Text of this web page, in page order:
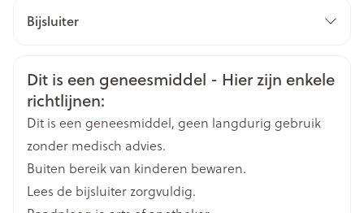
poly(butylmethacrylaat, methyl-methacrylaat)
dimeticon, polyesterfilm bekleed met
fluoropolymeer, hars, pigmenten, organische
polymeren/harsen.
verwijdering van de pleister voor transdermaal
Merken
Breedte 98 mm
Lengte
Bijsluiter
Veiligheidsinformatie
Dit is een geneesmiddel - Hier zijn enkele
richtlijnen:
Dit is een geneesmiddel, geen langdurig gebruik
zonder medisch advies.
Buiten bereik van kinderen bewaren.
Lees de bijsluiter zorgvuldig.